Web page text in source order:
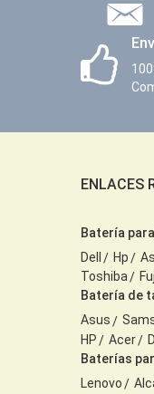
ENLACES
Batería
Dell
Hp
Toshiba
Batería de
Asus
HP
Acer
Baterías
Lenovo